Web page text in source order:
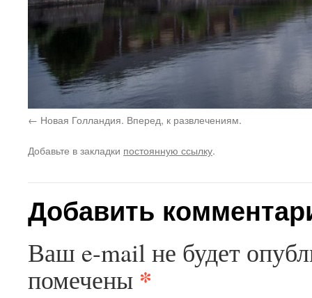
Новая Голландия. Вперед, к развлечениям.
Добавьте в закладки постоянную ссылку.
Добавить
Ваш e-mail не будет
помечены *